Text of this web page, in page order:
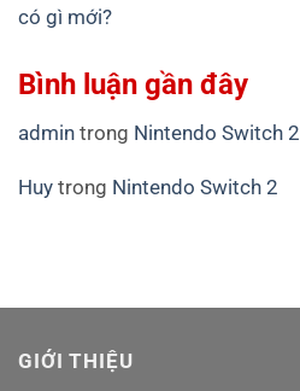
có gì mới?
Bình luận gần đây
admin trong Nintendo Switch 2
Huy trong Nintendo Switch 2
GIỚI THIỆU